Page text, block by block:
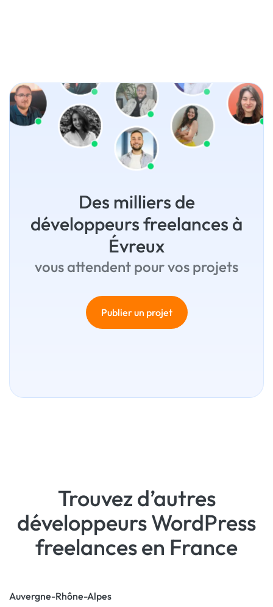
Des milliers de
développeurs freelances à
Évreux
vous attendent pour vos projets
Publier un projet
Trouvez d’autres
développeurs WordPress
freelances en France
Auvergne-Rhône-Alpes